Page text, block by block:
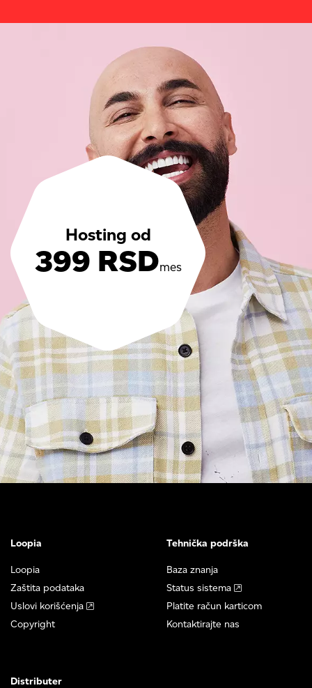
Hosting od
399 RSDmes
Loopia
Loopia
Zaštita podataka
Uslovi korišćenja
Copyright
Tehnička podrška
Baza znanja
Status sistema
Platite račun karticom
Kontaktirajte nas
Distributer